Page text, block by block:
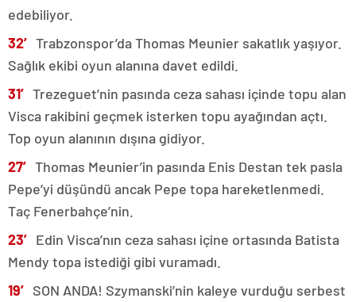
edebiliyor.
32′ Trabzonspor’da Thomas Meunier sakatlık yaşıyor.
Sağlık ekibi oyun alanına davet edildi.
31′ Trezeguet’nin pasında ceza sahası içinde topu alan
Visca rakibini geçmek isterken topu ayağından açtı.
Top oyun alanının dışına gidiyor.
27′ Thomas Meunier’in pasında Enis Destan tek pasla
Pepe’yi düşündü ancak Pepe topa hareketlenmedi.
Taç Fenerbahçe’nin.
23′ Edin Visca’nın ceza sahası içine ortasında Batista
Mendy topa istediği gibi vuramadı.
19′ SON ANDA! Szymanski’nin kaleye vurduğu serbest